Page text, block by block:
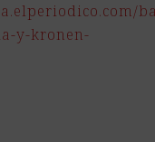
y-kronen-